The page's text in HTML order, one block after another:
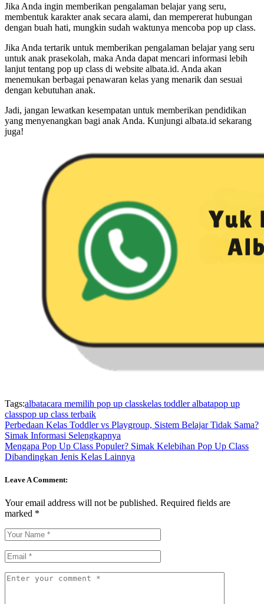
Jika Anda ingin memberikan pengalaman belajar yang seru,
membentuk karakter anak secara alami, dan mempererat hubungan
dengan buah hati, mungkin sudah waktunya mencoba pop up class.
Jika Anda tertarik untuk memberikan pengalaman belajar yang seru
untuk anak prasekolah, maka Anda dapat mencari informasi lebih
lanjut tentang pop up class di website albata.id. Anda akan
menemukan berbagai penawaran kelas yang menarik dan sesuai
dengan kebutuhan anak.
Jadi, jangan lewatkan kesempatan untuk memberikan pendidikan
yang menyenangkan bagi anak Anda. Kunjungi albata.id sekarang
juga!
Tags:albatacara memilih pop up classkelas toddler albatapop up
classpop up class terbaik
Perbedaan Kelas Toddler vs Playgroup, Sistem Belajar Tidak Sama?
Simak Informasi Selengkapnya
Mengapa Pop Up Class Populer? Simak Kelebihan Pop Up Class
Dibandingkan Jenis Kelas Lainnya
Leave A Comment:
Your email address will not be published. Required fields are
marked *